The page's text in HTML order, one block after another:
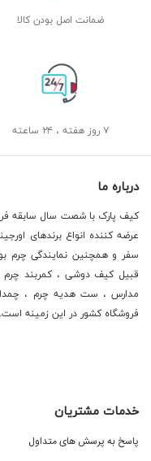
ضمانت اصل بودن کالا
۷ روز هفته ، ۲۴ ساعته
درباره ما
کیف پارک با شصت سال سابقه
عرضه کننده انواع برندهای
قبیل کیف دوشی ، کمربند چرم
مدارس ، ست هدیه چرم ،
فروشگاه کشور در این زمینه است.
خدمات مشتریان
پاسخ به پرسش های متداول